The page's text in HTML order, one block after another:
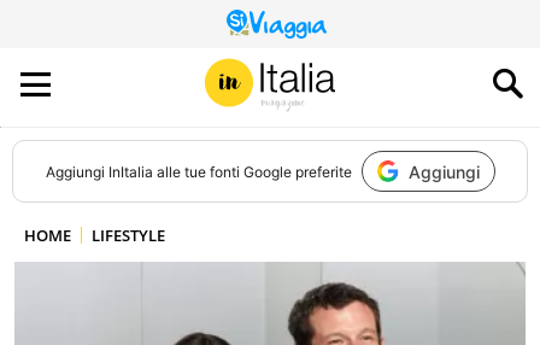
QUESTO
SITO
CONTRIBUISCE
ALL’AUDIENCE
DI
Aggiungi InItalia alle tue fonti Google preferite Aggiungi
HOME LIFESTYLE